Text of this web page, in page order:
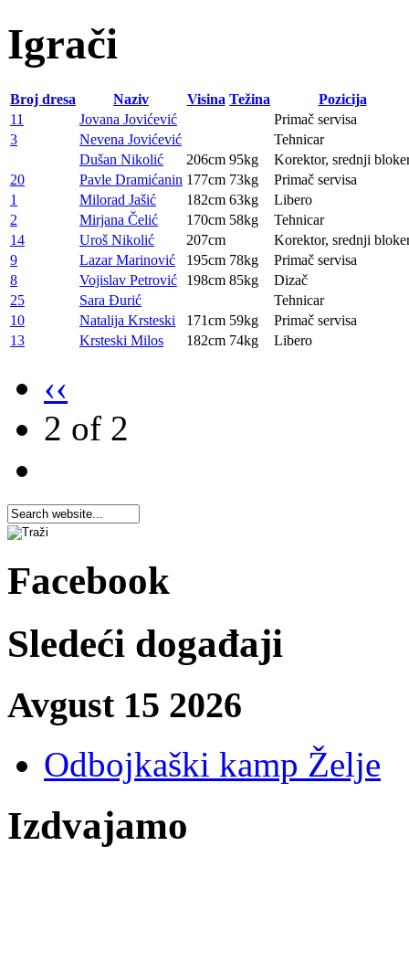
Igrači
Broj dresa Naziv Visina Težina
Pozicija
11
Jovana Jovićević
Primač servisa
3
Nevena Jovićević
Tehnicar
Dušan Nikolić
206cm 95kg
Korektor, srednji
20
Pavle Dramićanin 177cm 73kg
Primač servisa
1
Milorad Jašić 182cm 63kg
Libero
2
Mirjana Čelić 170cm 58kg
Tehnicar
14
Uroš Nikolić 207cm
Korektor, srednji
9
Lazar Marinović 195cm 78kg
Primač servisa
8
Vojislav Petrović 198cm 85kg
Dizač
25
Sara Đurić
Tehnicar
10
Natalija Krsteski 171cm 59kg
Primač servisa
13
Krsteski Milos 182cm 74kg Libero
‹‹
2 of 2
Facebook
Sledeći događaji
Avgust 15 2026
Odbojkaški kamp Želje
Izdvajamo